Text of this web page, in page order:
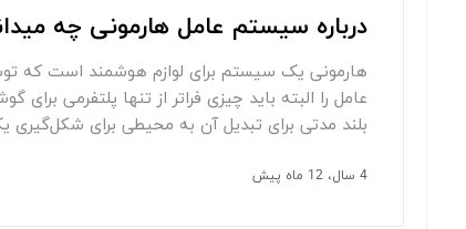
درباره سیستم عامل هارمونی چه
هارمونی یک سیستم برای لوازم هوشمند است
بلند مدتی برای تبدیل آن به محیطی برای
4 سال، 12 ماه پیش